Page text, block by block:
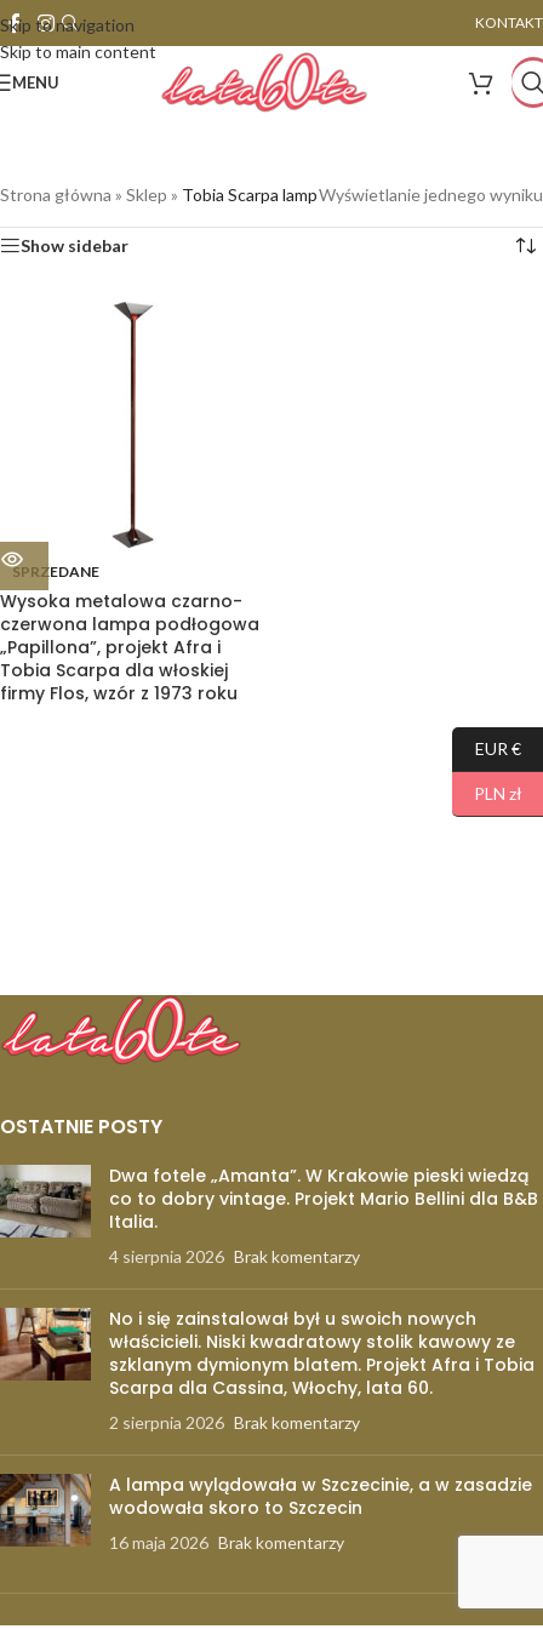
Skip to navigation
Skip to main content
KONTAKT
MENU
Strona główna » Sklep » Tobia Scarpa lampWyświetlanie jednego wyniku
Show sidebar
SPRZEDANE
Wysoka metalowa czarno-
czerwona lampa podłogowa
„Papillona”, projekt Afra i
Tobia Scarpa dla włoskiej
firmy Flos, wzór z 1973 roku
OSTATNIE POSTY
Dwa fotele „Amanta”. W Krakowie pieski wiedzą
co to dobry vintage. Projekt Mario Bellini dla B&B
Italia.
4 sierpnia 2026 Brak komentarzy
No i się zainstalował był u swoich nowych
właścicieli. Niski kwadratowy stolik kawowy ze
szklanym dymionym blatem. Projekt Afra i Tobia
Scarpa dla Cassina, Włochy, lata 60.
2 sierpnia 2026 Brak komentarzy
A lampa wylądowała w Szczecinie, a w zasadzie
wodowała skoro to Szczecin
16 maja 2026 Brak komentarzy
EUR €
PLN zł